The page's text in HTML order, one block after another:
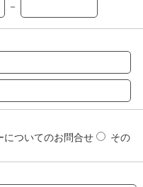
－
についてのお問合せ
その